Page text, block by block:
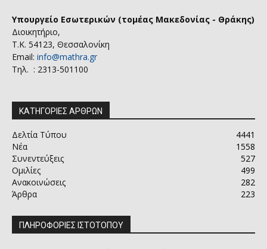
Υπουργείο Εσωτερικών (τομέας Μακεδονίας - Θράκης)
Διοικητήριο,
Τ.Κ. 54123, Θεσσαλονίκη
Email: info@mathra.gr
Τηλ. : 2313-501100
ΚΑΤΗΓΟΡΙΕΣ ΑΡΘΡΩΝ
Δελτία Τύπου
4441
Νέα
1558
Συνεντεύξεις
527
Ομιλίες
499
Ανακοινώσεις
282
Άρθρα
223
ΠΛΗΡΟΦΟΡΙΕΣ ΙΣΤΟΤΟΠΟΥ